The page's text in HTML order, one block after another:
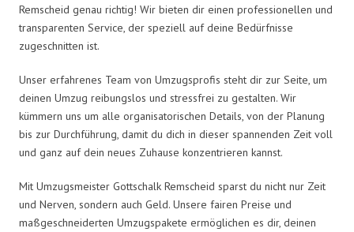
Remscheid genau richtig! Wir bieten dir einen professionellen und
transparenten Service, der speziell auf deine Bedürfnisse
zugeschnitten ist.
Unser erfahrenes Team von Umzugsprofis steht dir zur Seite, um
deinen Umzug reibungslos und stressfrei zu gestalten. Wir
kümmern uns um alle organisatorischen Details, von der Planung
bis zur Durchführung, damit du dich in dieser spannenden Zeit voll
und ganz auf dein neues Zuhause konzentrieren kannst.
Mit Umzugsmeister Gottschalk Remscheid sparst du nicht nur Zeit
und Nerven, sondern auch Geld. Unsere fairen Preise und
maßgeschneiderten Umzugspakete ermöglichen es dir, deinen